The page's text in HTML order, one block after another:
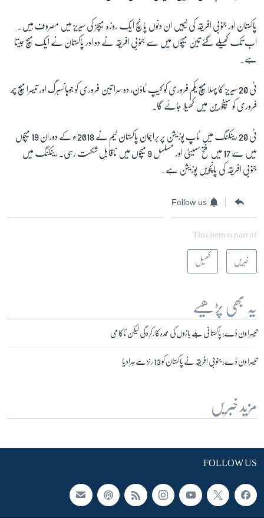
زبان
پاکستان اور جنوبی افریقہ کی ٹیمیں ان دنوں پانچ ایک روزہ میچز کی سیریز میں مصروف ہیں۔
اب تک کھیلے گئے تین میچوں میں سے جنوبی افریقہ نے دو اور پاکستان نے ایک میچ جیتا
ہے۔
ٹی 20 سیریز کا پہلا میچ یکم فروری کو کیپ ٹاؤن، دوسرا تین فروری کو جوہانسبرگ اور تیسرا میچ چھ
فروری کو سینچورین میں کھیلا جائے گا۔
ٹی 20 رینکنگ میں ٹاپ پوزیشن پر براجمان پاکستان ٹیم نے 2018ء کے دوران 19 میچوں
میں سے 17 میں فتح سمیٹی اور مسلسل 9 میچوں میں ناقابلِ شکست رہی۔ رینکنگ میں
جنوبی افریقہ کی پانچویں پوزیشن ہے۔
Follow us
This item is part of
خبریں کھیل
یہ بھی پڑھیے
تیسرا ون ڈے: پاکستانی بلے بازوں کی عمدہ کارکردگی لیکن ناکامی
تیسرا ون ڈے: جنوبی افریقہ نے پاکستان کو 13 رنز سے ہرادیا
مزید خبریں
FOLLOW US